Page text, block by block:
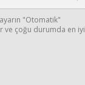
"Otomatik"
ve çoğu durumda en iyi